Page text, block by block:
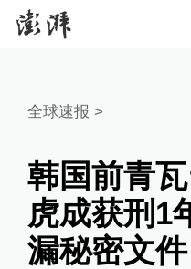
全球速报 >
韩国前青
虎成获刑1
漏秘密文件